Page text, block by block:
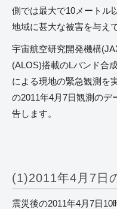
側では最大で10メートル
地域に甚大な被害を与え
宇宙航空研究開発機構
(ALOS)搭載のLバンド合
による現地の緊急観測を
の2011年4月7日観測のデ
告します。
(1)2011年4月7日
震災後の2011年4月7日